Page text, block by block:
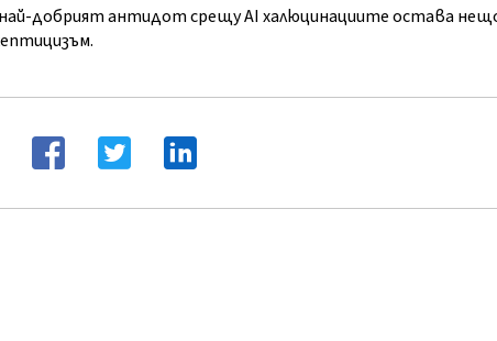
добрият антидот срещу AI халюцинациите остава